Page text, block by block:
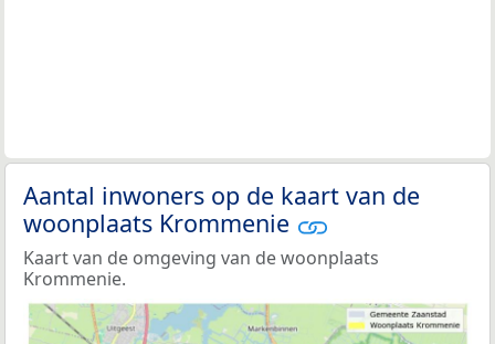
Aantal inwoners op de kaart van de
woonplaats Krommenie
Kaart van de omgeving van de woonplaats
Krommenie.